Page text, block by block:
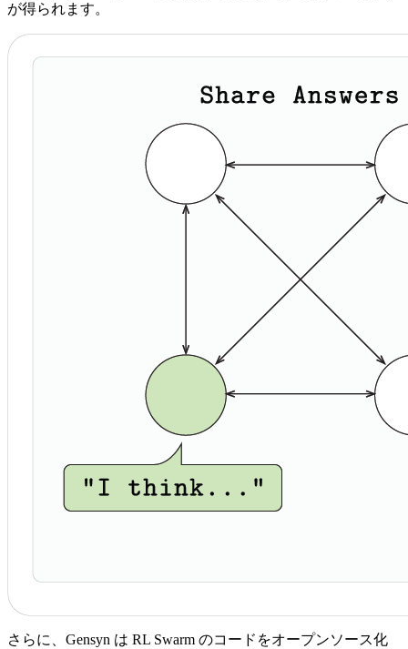
が得られます。
さらに、Gensyn は RL Swarm のコードをオープンソース化